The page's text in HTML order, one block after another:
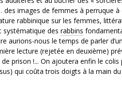
des images de femmes à perruque
rabbinique sur les femmes,
systématique des rabbins
aurions-nous le temps de parler
lecture (rejetée en deuxième)
de prison !... On ajoutera enfin le
qui coûta trois doigts à la main